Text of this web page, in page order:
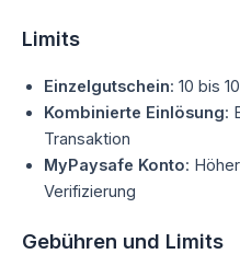
Limits
Einzelgutschein: 10 bis
Kombinierte Einlösung:
Transaktion
MyPaysafe Konto:
Verifizierung
Gebühren und Limits